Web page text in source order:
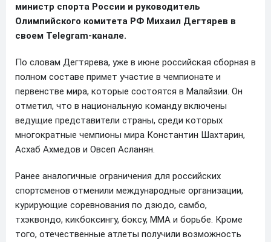
министр спорта России и руководитель
Олимпийского комитета РФ Михаил Дегтярев в
своем Telegram-канале.
По словам Дегтярева, уже в июне российская сборная в
полном составе примет участие в чемпионате и
первенстве мира, которые состоятся в Малайзии. Он
отметил, что в национальную команду включены
ведущие представители страны, среди которых
многократные чемпионы мира Константин Шахтарин,
Асхаб Ахмедов и Овсеп Асланян.
Ранее аналогичные ограничения для российских
спортсменов отменили международные организации,
курирующие соревнования по дзюдо, самбо,
тхэквондо, кикбоксингу, боксу, ММА и борьбе. Кроме
того, отечественные атлеты получили возможность